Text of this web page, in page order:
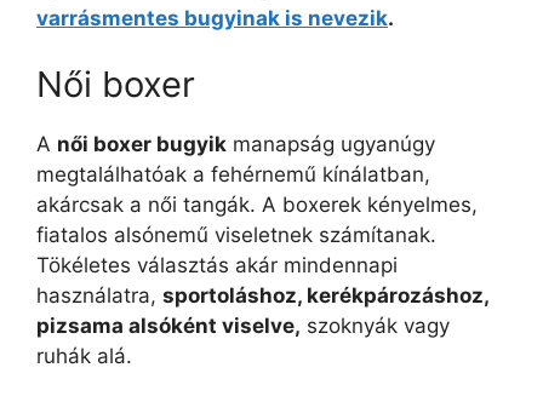
varrásmentes bugyinak is nevezik.
Női boxer
A női boxer bugyik manapság ugyanúgy
megtalálhatóak a fehérnemű kínálatban,
akárcsak a női tangák. A boxerek kényelmes,
fiatalos alsónemű viseletnek számítanak.
Tökéletes választás akár mindennapi
használatra, sportoláshoz, kerékpározáshoz,
pizsama alsóként viselve, szoknyák vagy
ruhák alá.